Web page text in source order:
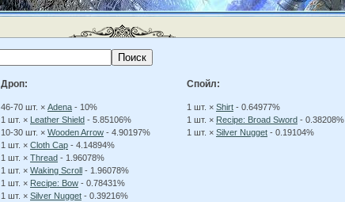
Дроп:
46-70 шт. × Adena - 10%
1 шт. × Leather Shield - 5.85106%
10-30 шт. × Wooden Arrow - 4.90197%
1 шт. × Cloth Cap - 4.14894%
1 шт. × Thread - 1.96078%
1 шт. × Waking Scroll - 1.96078%
1 шт. × Recipe: Bow - 0.78431%
1 шт. × Silver Nugget - 0.39216%
Спойл:
1 шт. × Shirt - 0.64977%
1 шт. × Recipe: Broad Sword - 0.38208%
1 шт. × Silver Nugget - 0.19104%